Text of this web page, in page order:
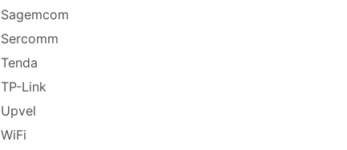
Sagemcom
Sercomm
Tenda
TP-Link
Upvel
WiFi